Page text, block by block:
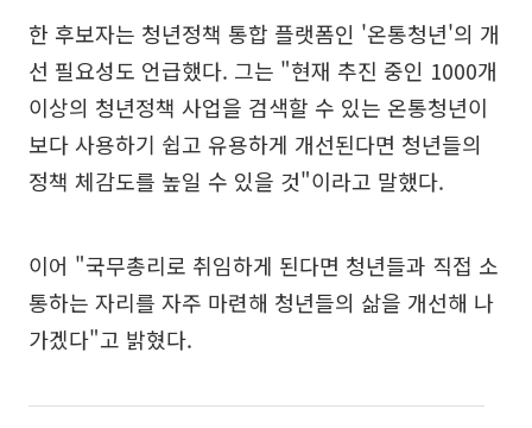
한 후보자는 청년정책 통합 플랫폼인 '온통청년'의 개
선 필요성도 언급했다. 그는 "현재 추진 중인 1000개
이상의 청년정책 사업을 검색할 수 있는 온통청년이
보다 사용하기 쉽고 유용하게 개선된다면 청년들의
정책 체감도를 높일 수 있을 것"이라고 말했다.
이어 "국무총리로 취임하게 된다면 청년들과 직접 소
통하는 자리를 자주 마련해 청년들의 삶을 개선해 나
가겠다"고 밝혔다.